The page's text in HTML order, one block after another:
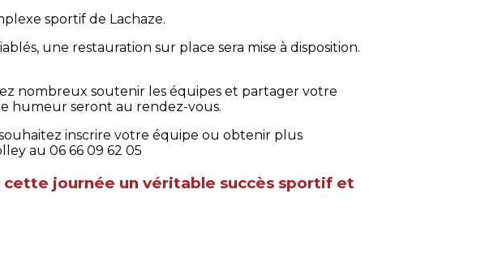
sportif de Lachaze.
une restauration sur place sera mise à disposition.
nombreux soutenir les équipes et partager votre
humeur seront au rendez-vous.
inscrire votre équipe ou obtenir plus
au 06 66 09 62 05
cette journée un véritable succès sportif et